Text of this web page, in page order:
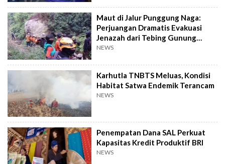
Maut di Jalur Punggung Naga:
Perjuangan Dramatis Evakuasi
Jenazah dari Tebing Gunung
Piramid
NEWS
Karhutla TNBTS Meluas, Kondisi
Habitat Satwa Endemik Terancam
NEWS
Penempatan Dana SAL Perkuat
Kapasitas Kredit Produktif BRI
NEWS